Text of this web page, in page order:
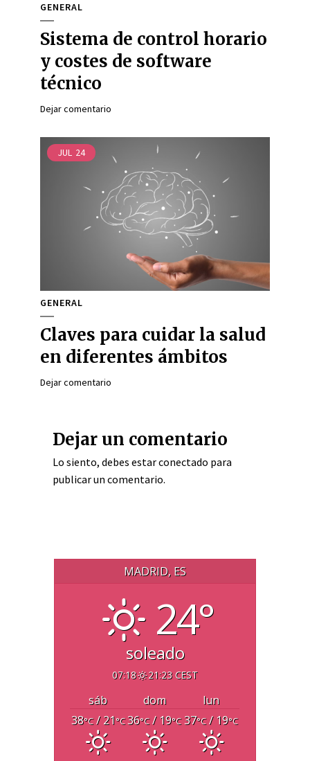
GENERAL
Sistema de control horario
y costes de software
técnico
Dejar comentario
JUL 24
GENERAL
Claves para cuidar la salud
en diferentes ámbitos
Dejar comentario
Dejar un comentario
Lo siento, debes estarconectado para
publicar un comentario.
MADRID, ES
24°
soleado
07:18 21:23 CEST
sáb dom
lun
38°C/ 21°C36°C/ 19°C 37°C/ 19°C